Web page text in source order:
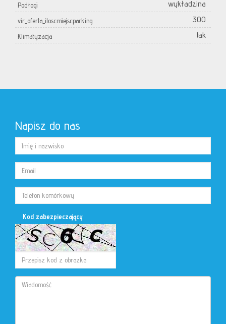
Podłogi wykładzina
vir_oferta_iloscmiejscparking 300
Klimatyzacja tak
Napisz do nas
Kod zabezpieczający